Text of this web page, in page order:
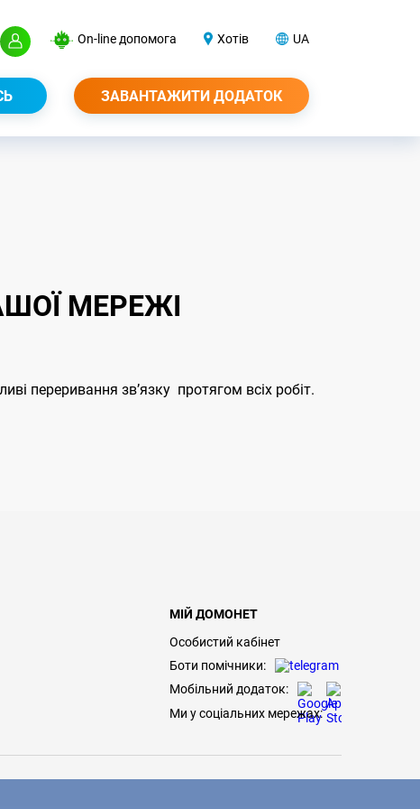
On-line допомога Хотів UA
ЗАВАНТАЖИТИ ДОДАТОК
МЕРЕЖІ
переривання звʼязку протягом всіх робіт.
МІЙ ДОМОНЕТ
Особистий кабінет
Боти помічники:
Мобільний додаток:
Ми у соціальних мережах: